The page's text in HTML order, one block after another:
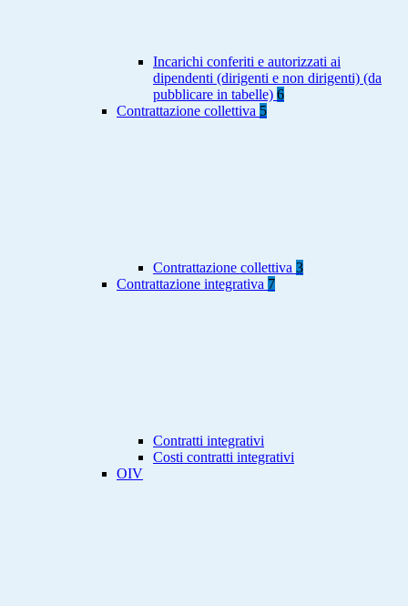
Incarichi conferiti e autorizzati ai
dipendenti (dirigenti e non dirigenti) (da
pubblicare in tabelle) 6
Contrattazione collettiva 5
Contrattazione collettiva 3
Contrattazione integrativa 7
Contratti integrativi
Costi contratti integrativi
OIV